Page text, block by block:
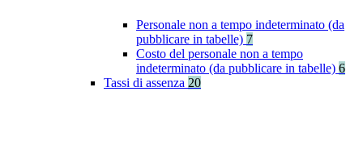
Personale non a tempo indeterminato (da
pubblicare in tabelle) 7
Costo del personale non a tempo
indeterminato (da pubblicare in tabelle) 6
Tassi di assenza 20